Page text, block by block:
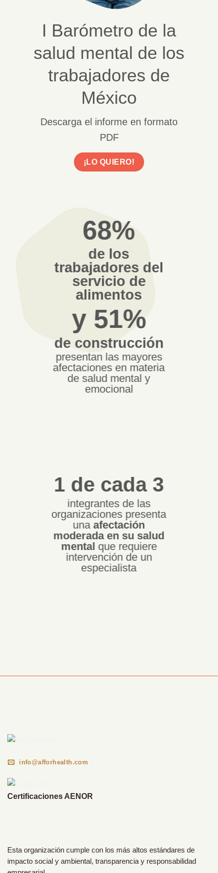
I Barómetro de la
salud mental de los
trabajadores de
México
Descarga el informe en formato
PDF
¡LO QUIERO!
68%
de los
trabajadores del
servicio de
alimentos
y 51%
de construcción
presentan las mayores
afectaciones en materia
de salud mental y
emocional
1 de cada 3
integrantes de las
organizaciones presenta
una afectación
moderada en su salud
mental que requiere
intervención de un
especialista
info@afforhealth.com
Certificaciones AENOR
Esta organización cumple con los más altos estándares de
impacto social y ambiental, transparencia y responsabilidad